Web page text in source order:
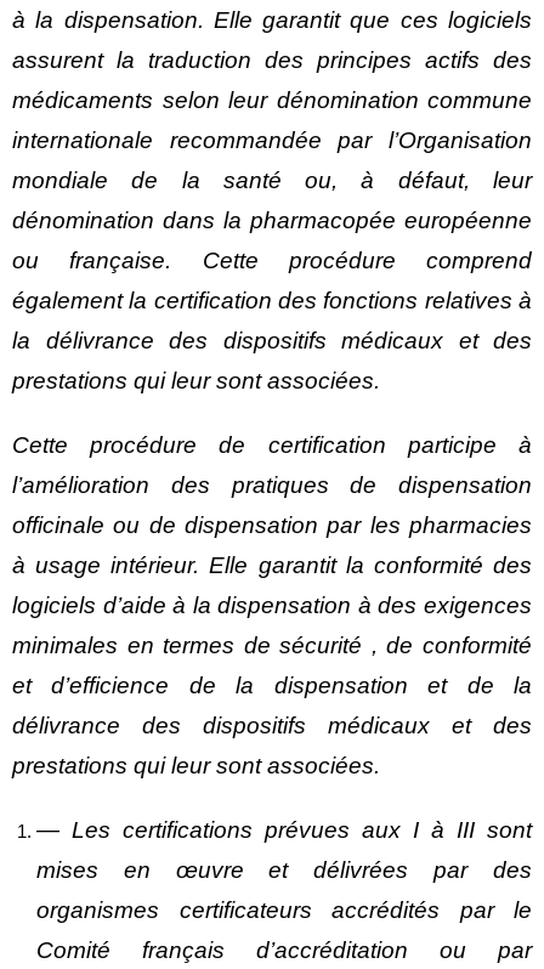
à la dispensation. Elle garantit que ces logiciels
assurent la traduction des principes actifs des
médicaments selon leur dénomination commune
internationale recommandée par l’Organisation
mondiale de la santé ou, à défaut, leur
dénomination dans la pharmacopée européenne
ou française. Cette procédure comprend
également la certification des fonctions relatives à
la délivrance des dispositifs médicaux et des
prestations qui leur sont associées.
Cette procédure de certification participe à
l’amélioration des pratiques de dispensation
officinale ou de dispensation par les pharmacies
à usage intérieur. Elle garantit la conformité des
logiciels d’aide à la dispensation à des exigences
minimales en termes de sécurité , de conformité
et d’efficience de la dispensation et de la
délivrance des dispositifs médicaux et des
prestations qui leur sont associées.
― Les certifications prévues aux I à III sont
mises en œuvre et délivrées par des
organismes certificateurs accrédités par le
Comité français d’accréditation ou par